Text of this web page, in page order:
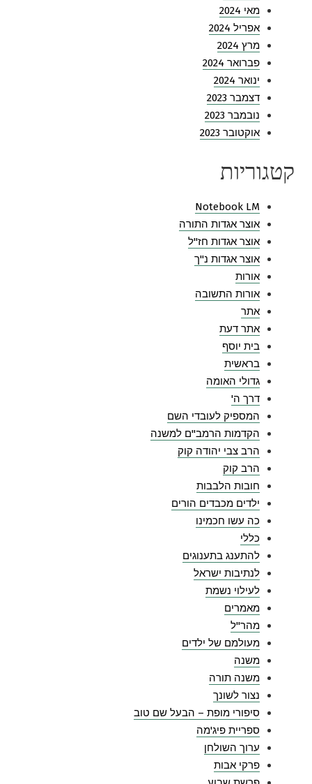
מאי 2024
אפריל 2024
מרץ 2024
פברואר 2024
ינואר 2024
דצמבר 2023
נובמבר 2023
אוקטובר 2023
קטגוריות
Notebook LM
אוצר אגדות התורה
אוצר אגדות חז"ל
אוצר אגדות נ"ך
אורות
אורות התשובה
אתר
אתר דעת
בית יוסף
בראשית
גדולי האומה
דרך ה'
המספיק לעובדי השם
הקדמות הרמב"ם למשנה
הרב צבי יהודה קוק
הרב קוק
חובות הלבבות
ילדים מכבדים הורים
כה עשו חכמינו
כללי
להתענג בתענוגים
לנתיבות ישראל
לעילוי נשמת
מאמרים
מהר"ל
מעולמם של ילדים
משנה
משנה תורה
נצור לשונך
סיפורי מופת – הבעל שם טוב
ספריית פיג'מה
ערוך השולחן
פרקי אבות